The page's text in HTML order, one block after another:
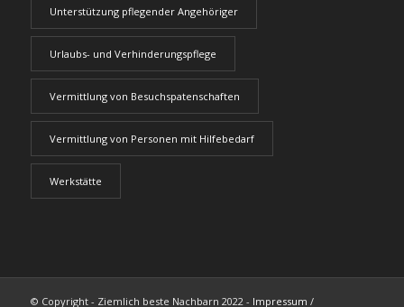
Unterstützung pflegender Angehöriger
Urlaubs- und Verhinderungspflege
Vermittlung von Besuchspatenschaften
Vermittlung von Personen mit Hilfebedarf
Werkstätte
© Copyright - Ziemlich beste Nachbarn 2022 - Impressum /